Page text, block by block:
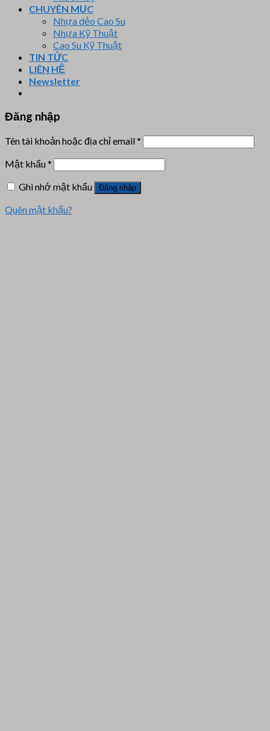
CHUYÊN MỤC
Nhựa dẻo Cao Su
Nhựa Kỹ Thuật
Cao Su Kỹ Thuật
TIN TỨC
LIÊN HỆ
Newsletter
Đăng nhập
Tên tài khoản hoặc địa chỉ email*
Mật khẩu*
Ghi nhớ mật khẩu
Đăng nhập
Quên mật khẩu?